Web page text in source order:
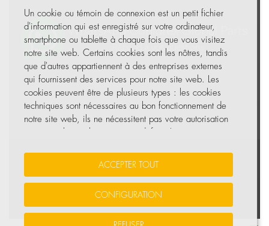
Vos données sont sécurisées • Protection des données
© Tous droits réservés, COHIDREX GLOBAL PARTS, S.L.U.
Un cookie ou témoin de connexion est un petit fichier
d'information qui est enregistré sur votre ordinateur,
smartphone ou tablette à chaque fois que vous visitez
notre site web. Certains cookies sont les nôtres, tandis
que d'autres appartiennent à des entreprises externes
qui fournissent des services pour notre site web. Les
cookies peuvent être de plusieurs types : les cookies
techniques sont nécessaires au bon fonctionnement de
notre site web, ils ne nécessitent pas votre autorisation
goûts et intérêts personnels.
Vous pouvez accepter tous ces cookies en appuyant sur
ACCEPTER TOUT
CONFIGURATION